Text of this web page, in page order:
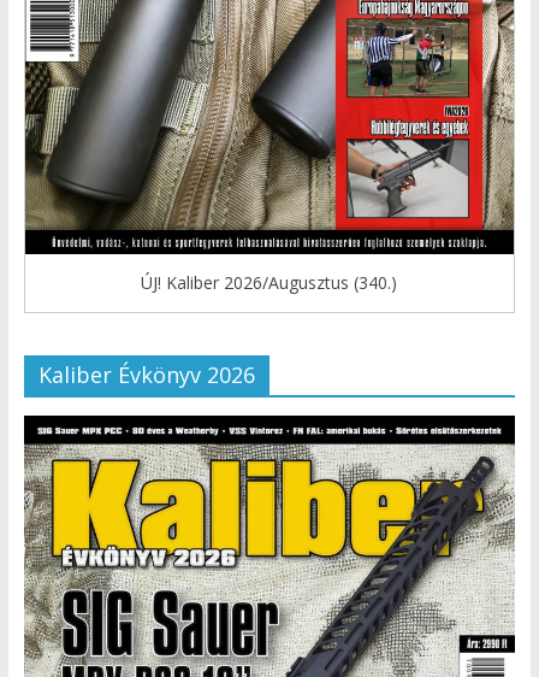
ÚJ! Kaliber 2026/Augusztus (340.)
Kaliber Évkönyv 2026